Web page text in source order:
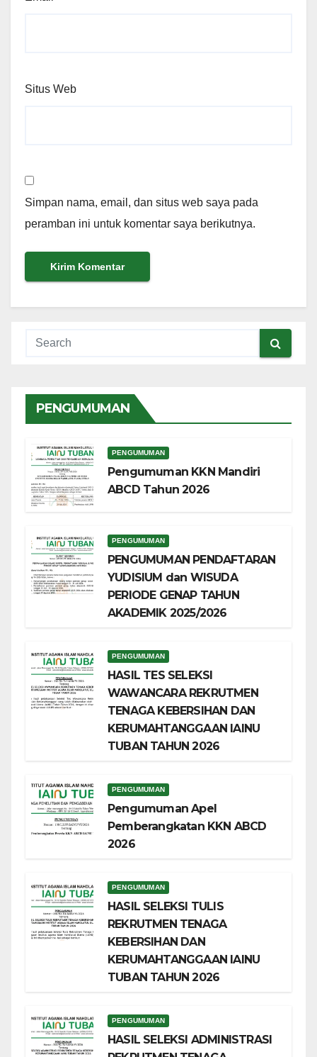
Situs Web
Simpan nama, email, dan situs web saya pada
peramban ini untuk komentar saya berikutnya.
PENGUMUMAN
PENGUMUMAN
Pengumuman KKN Mandiri
ABCD Tahun 2026
PENGUMUMAN
PENGUMUMAN PENDAFTARAN
YUDISIUM dan WISUDA
PERIODE GENAP TAHUN
AKADEMIK 2025/2026
PENGUMUMAN
HASIL TES SELEKSI
WAWANCARA REKRUTMEN
TENAGA KEBERSIHAN DAN
KERUMAHTANGGAAN IAINU
TUBAN TAHUN 2026
PENGUMUMAN
Pengumuman Apel
Pemberangkatan KKN ABCD
2026
PENGUMUMAN
HASIL SELEKSI TULIS
REKRUTMEN TENAGA
KEBERSIHAN DAN
KERUMAHTANGGAAN IAINU
TUBAN TAHUN 2026
PENGUMUMAN
HASIL SELEKSI ADMINISTRASI